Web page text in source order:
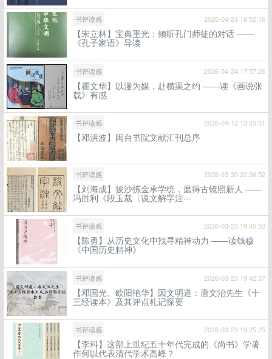
书评读感 2026-04-24 18:52:16
【宋立林】宝典重光：倾听孔门师徒的对话 ——
《孔子家语》导读
书评读感 2026-04-24 17:57:26
【瞿文华】以漫为媒，赴横渠之约 ——读《画说张
载》有感
书评读感 2026-04-12 13:55:51
【邓洪波】闽台书院文献汇刊总序
书评读感 2026-03-30 20:36:52
【刘海成】披沙拣金承学统，磨得古镜照新人 ——
冯胜利《段玉裁〈说文解字注···
书评读感 2026-03-23 19:45:50
【陈勇】从历史文化中找寻精神动力 ——读钱穆
《中国历史精神》
书评读感 2026-03-23 19:42:37
【邓国光、欧阳艳华】因文明道：唐文治先生《十
三经读本》及其评点札记探要
书评读感 2026-03-23 19:25:25
【李科】这部上世纪五十年代完成的《尚书》学著
作何以代表清代学术高峰？